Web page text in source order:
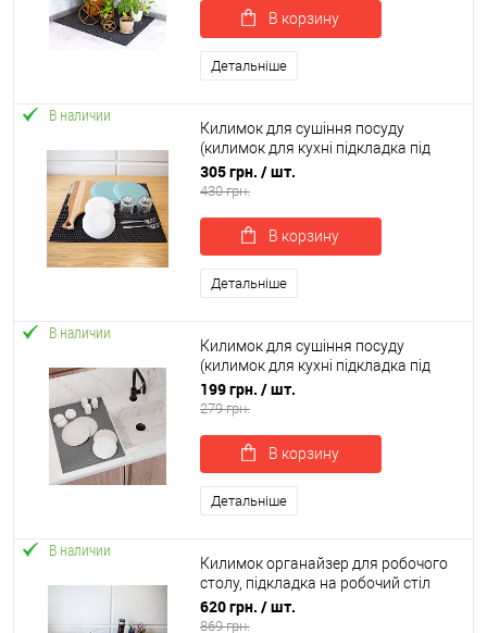
В корзину
Детальніше
В наличии
Килимок для сушіння посуду
(килимок для кухні підкладка під
мокрий посуд) 60х50 см OSPORT (R-
00055)
305 грн. / шт.
430 грн.
В корзину
Детальніше
В наличии
Килимок для сушіння посуду
(килимок для кухні підкладка під
мокрий посуд) 50х30 см OSPORT (R-
00019)
199 грн. / шт.
279 грн.
В корзину
Детальніше
В наличии
Килимок органайзер для робочого
столу, підкладка на робочий стіл
100х60 см OSPORT (R-00063)
620 грн. / шт.
869 грн.